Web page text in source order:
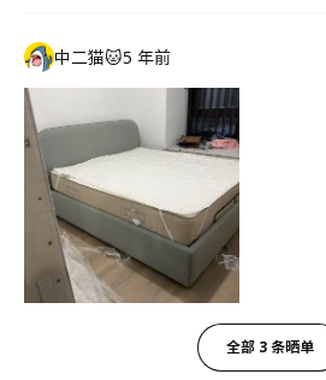
中二猫🐱5 年前
全部 3 条晒单